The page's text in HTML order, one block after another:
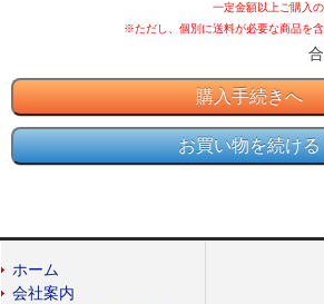
一定金額以上ご購入
※ただし、個別に送料が必要な商品を
ホーム
会社案内